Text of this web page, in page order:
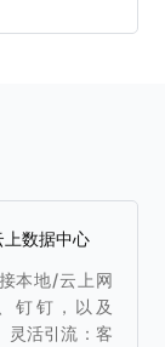
数据中心
本地/云上网
钉钉，以及
灵活引流：客